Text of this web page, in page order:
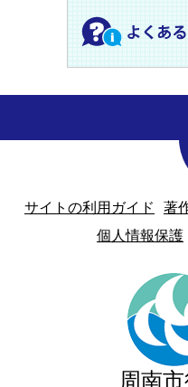
サイトの利用ガイド
著
個人情報保護
周南